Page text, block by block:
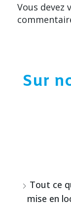
Vous devez
Sur
Tout ce
mise en